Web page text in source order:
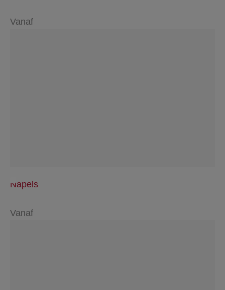
Vanaf
Napels
Vanaf